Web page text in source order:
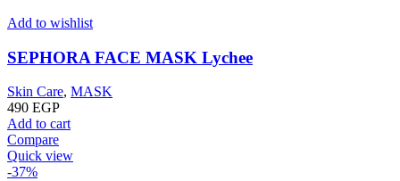
Add to wishlist
SEPHORA FACE MASK Lychee
Skin Care, MASK
490 EGP
Add to cart
Compare
Quick view
-37%